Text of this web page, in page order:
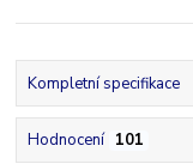
Kompletní specifikace
Hodnocení 101